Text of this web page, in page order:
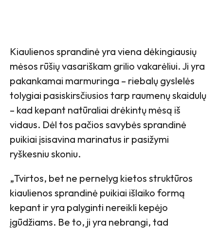
Kiaulienos sprandinė yra viena dėkingiausių
mėsos rūšių vasariškam grilio vakarėliui. Ji yra
pakankamai marmuringa – riebalų gyslelės
tolygiai pasiskirsčiusios tarp raumenų skaidulų
– kad kepant natūraliai drėkintų mėsą iš
vidaus. Dėl tos pačios savybės sprandinė
puikiai įsisavina marinatus ir pasižymi
ryškesniu skoniu.
„Tvirtos, bet ne pernelyg kietos struktūros
kiaulienos sprandinė puikiai išlaiko formą
kepant ir yra palyginti nereikli kepėjo
įgūdžiams. Be to, ji yra nebrangi, tad